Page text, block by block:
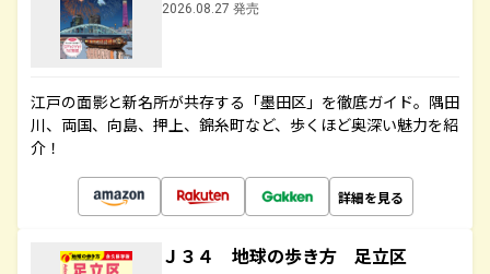
2026.08.27 発売
江戸の面影と新名所が共存する「墨田区」を徹底ガイド。隅田
川、両国、向島、押上、錦糸町など、歩くほど奥深い魅力を紹
介！
詳細を見る
Ｊ３４ 地球の歩き方 足立区